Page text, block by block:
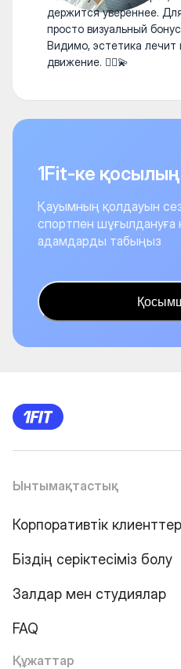
держится увереннее.
просто визуальный
Видимо, эстетика
движение. 🧘‍♀️💫
1Fit-ке
Қауымның қолдауын
спортпен шұғылдануға
адамдарды табыңыз
Ынтымақтастық
Корпоративтік
Біздің серіктесіміз болу
Залдар мен студиялар
FAQ
Құжаттар